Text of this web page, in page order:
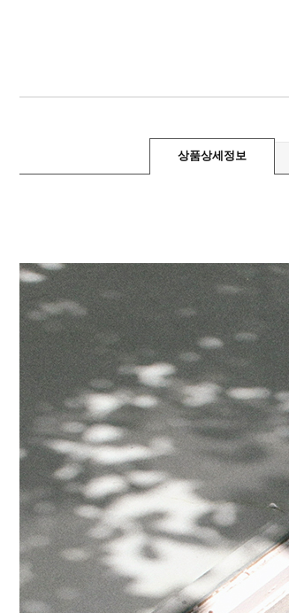
상품상세정보